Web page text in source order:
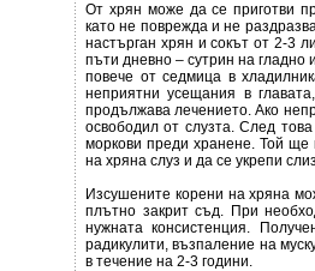
От хрян може да се приготви
като не поврежда и не
настърган хрян и сокът от 2-3
пъти дневно – сутрин на гладно
повече от седмица в
неприятни усещания в
продължава лечението. Ако
освободил от слузта. След
моркови преди хранене. Той ще
на хряна слуз и да се укрепи
Изсушените корени на хряна
плътно закрит съд. При
нужната консистенция.
радикулити, възпаление на
в течение на 2-3 години.